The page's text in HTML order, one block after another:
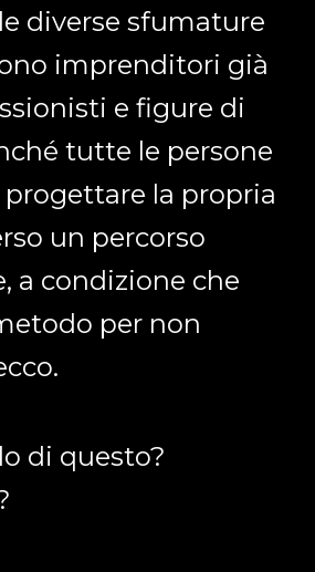
diverse sfumature
imprenditori già
e figure di
tutte le persone
la propria
un percorso
a condizione che
per non
di questo?